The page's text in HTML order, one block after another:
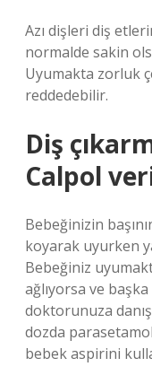
Azı dişleri diş
normalde sakin
Uyumakta zorluk
reddedebilir.
Diş
Calpol
Bebeğinizin
koyarak uyurken
Bebeğiniz
ağlıyorsa ve
doktorunuza
dozda
bebek aspirini